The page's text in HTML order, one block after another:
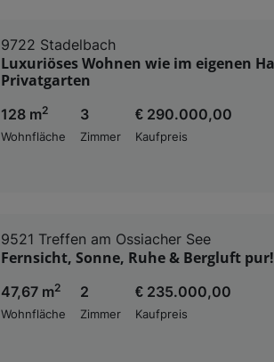
9722 Stadelbach
Luxuriöses Wohnen wie im eigenen
Privatgarten
128 m2
Wohnfläche
3
Zimmer
€ 290.000,00
Kaufpreis
9521 Treffen am Ossiacher See
Fernsicht, Sonne, Ruhe & Bergluft pur!
47,67 m2
Wohnfläche
2
Zimmer
€ 235.000,00
Kaufpreis